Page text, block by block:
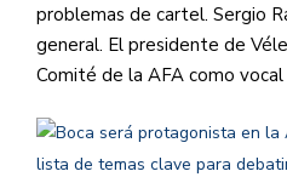
problemas de cartel. Sergio
general. El presidente de
Comité de la AFA como